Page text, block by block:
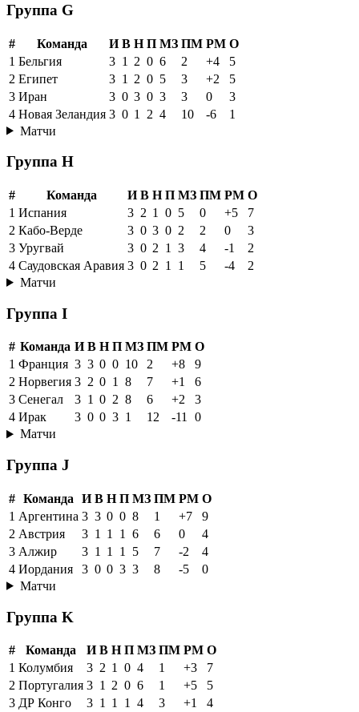
Группа G
# Команда И В Н П МЗ ПМ РМ О
1 Бельгия 3 1 2 0 6 2 +4
5
2 Египет 3 1 2 0 5 3 +2
5
3 Иран 3 0 3 0 3 3 0
3
4 Новая Зеландия 3 0 1 2 4 10 -6
1
Матчи
Группа H
# Команда И В Н П МЗ ПМ РМ О
1 Испания 3 2 1 0 5 0 +5
7
2 Кабо-Верде 3 0 3 0 2 2 0
3
3 Уругвай 3 0 2 1 3 4 -1
2
4 Саудовская Аравия 3 0 2 1 1 5 -4
2
Матчи
Группа I
# Команда И В Н П МЗ ПМ РМ О
1 Франция 3 3 0 0 10 2 +8
9
2 Норвегия 3 2 0 1 8 7 +1
6
3 Сенегал 3 1 0 2 8 6 +2
3
4 Ирак 3 0 0 3 1 12 -11 0
Матчи
Группа J
# Команда И В Н П МЗ ПМ РМ О
1 Аргентина 3 3 0 0 8 1 +7
9
2 Австрия 3 1 1 1 6 6 0
4
3 Алжир 3 1 1 1 5 7 -2
4
4 Иордания 3 0 0 3 3 8 -5
0
Матчи
Группа K
# Команда И В Н П МЗ ПМ РМ О
1 Колумбия 3 2 1 0 4 1 +3
7
2 Португалия 3 1 2 0 6 1 +5
5
3 ДР Конго 3 1 1 1 4 3 +1
4